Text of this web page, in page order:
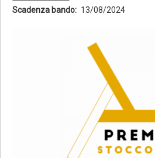
Scadenza bando 13/08/2024